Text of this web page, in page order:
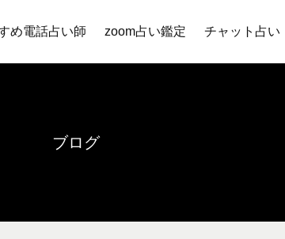
め電話占い師 zoom占い鑑定 チャット占い
ブログ